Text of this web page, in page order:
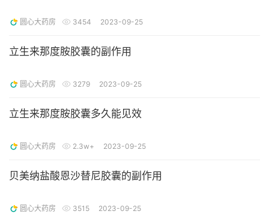
圆心大药房 3454 2023-09-25
立生来那度胺胶囊的副作用
圆心大药房 3279 2023-09-25
立生来那度胺胶囊多久能见效
圆心大药房 2.3w+ 2023-09-25
贝美纳盐酸恩沙替尼胶囊的副作用
圆心大药房 3515 2023-09-25